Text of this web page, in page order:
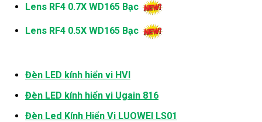
Lens RF4 0.7X WD165 Bạc
Lens RF4 0.5X WD165 Bạc
Đèn LED kính hiển vi HVI
Đèn LED kính hiển vi Ugain 816
Đèn Led Kính Hiển Vi LUOWEI LS01